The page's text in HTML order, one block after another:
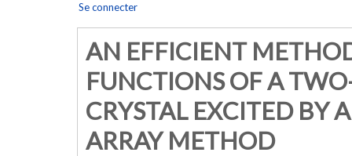
Se connecter
AN EFFICIENT
FUNCTIONS OF A
CRYSTAL EXCITED BY
ARRAY METHOD